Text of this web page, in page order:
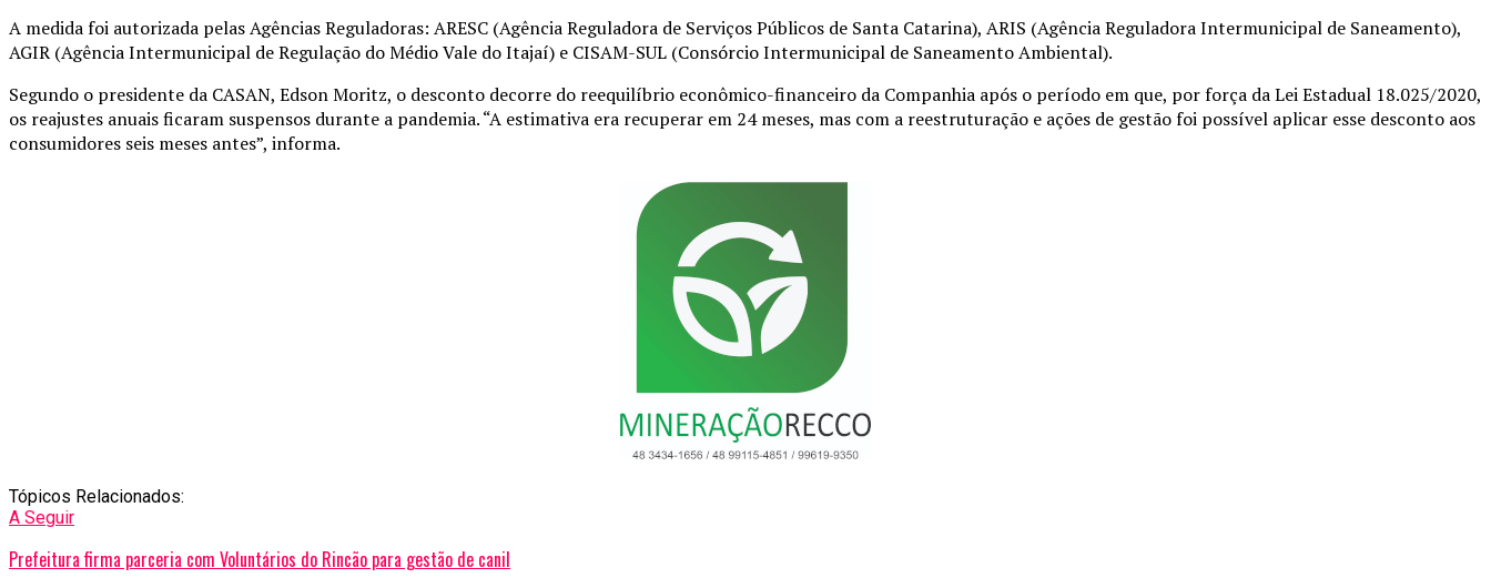
A medida foi autorizada pelas Agências Reguladoras: ARESC (Agência Reguladora de Serviços Públicos de Santa Catarina), ARIS (Agência Reguladora Intermunicipal de Saneamento),
AGIR (Agência Intermunicipal de Regulação do Médio Vale do Itajaí) e CISAM-SUL (Consórcio Intermunicipal de Saneamento Ambiental).
Segundo o presidente da CASAN, Edson Moritz, o desconto decorre do reequilíbrio econômico-financeiro da Companhia após o período em que, por força da Lei Estadual 18.025/2020,
os reajustes anuais ficaram suspensos durante a pandemia. “A estimativa era recuperar em 24 meses, mas com a reestruturação e ações de gestão foi possível aplicar esse desconto aos
consumidores seis meses antes”, informa.
Tópicos Relacionados:
A Seguir
Prefeitura firma parceria com Voluntários do Rincão para gestão de canil